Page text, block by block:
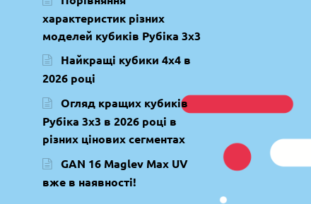
характеристик різних
моделей кубиків Рубіка 3х3
Найкращі кубики 4х4 в
2026 році
Огляд кращих кубиків
Рубіка 3х3 в 2026 році в
різних цінових сегментах
GAN 16 Maglev Max UV
вже в наявності!